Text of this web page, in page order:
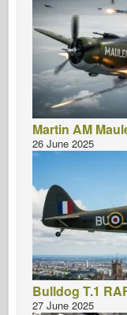
Martin AM
26 June 2025
Bulldog T.1
27 June 2025